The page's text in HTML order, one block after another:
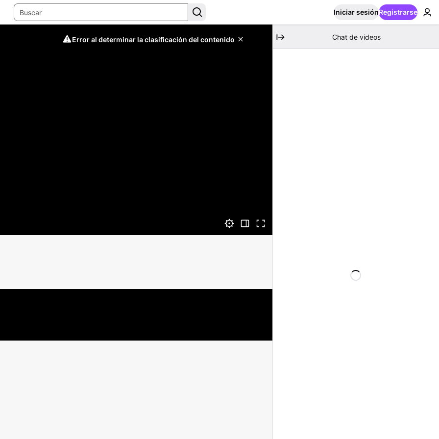
Iniciar sesiónRegistrarse
Error al determinar la clasificación del contenido Chat de videos